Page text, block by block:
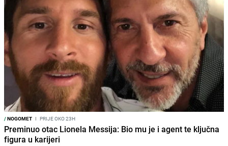
/NOGOMET I PRIJE OKO 23H
Preminuo otac Lionela Messija: Bio mu je i agent te ključna
figura u karijeri